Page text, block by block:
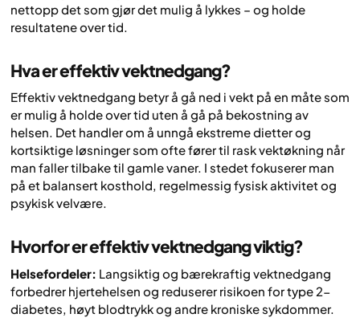
nettopp det som gjør det mulig å lykkes – og holde
resultatene over tid.
Hva er effektiv vektnedgang?
Effektiv vektnedgang betyr å gå ned i vekt på en måte som
er mulig å holde over tid uten å gå på bekostning av
helsen. Det handler om å unngå ekstreme dietter og
kortsiktige løsninger som ofte fører til rask vektøkning når
man faller tilbake til gamle vaner. I stedet fokuserer man
på et balansert kosthold, regelmessig fysisk aktivitet og
psykisk velvære.
Hvorfor er effektiv vektnedgang viktig?
Helsefordeler: Langsiktig og bærekraftig vektnedgang
forbedrer hjertehelsen og reduserer risikoen for type 2-
diabetes, høyt blodtrykk og andre kroniske sykdommer.